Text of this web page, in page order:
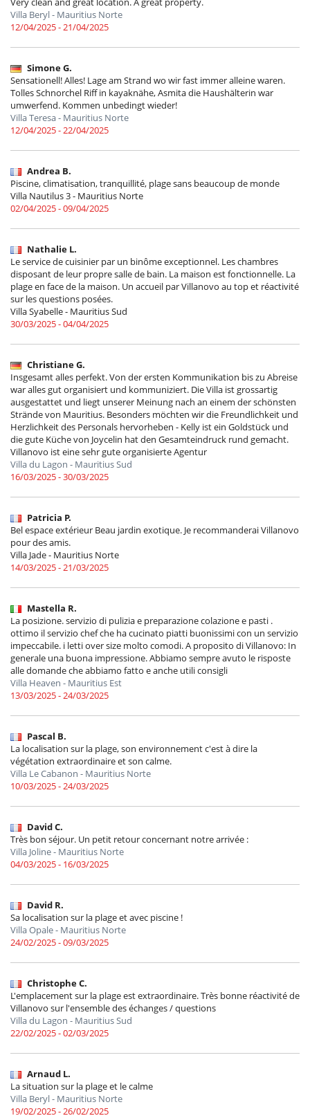
Villa Beryl - Mauritius Norte
12/04/2025 - 21/04/2025
Simone G.
Sensationell! Alles! Lage am Strand wo wir fast immer alleine waren.
Tolles Schnorchel Riff in kayaknähe, Asmita die Haushälterin war
umwerfend. Kommen unbedingt wieder!
Villa Teresa - Mauritius Norte
12/04/2025 - 22/04/2025
Andrea B.
Piscine, climatisation, tranquillité, plage sans beaucoup de monde
Villa Nautilus 3 - Mauritius Norte
02/04/2025 - 09/04/2025
Nathalie L.
Le service de cuisinier par un binôme exceptionnel. Les chambres
disposant de leur propre salle de bain. La maison est fonctionnelle. La
plage en face de la maison. Un accueil par Villanovo au top et réactivité
sur les questions posées.
Villa Syabelle - Mauritius Sud
30/03/2025 - 04/04/2025
Christiane G.
Insgesamt alles perfekt. Von der ersten Kommunikation bis zu Abreise
war alles gut organisiert und kommuniziert. Die Villa ist grossartig
ausgestattet und liegt unserer Meinung nach an einem der schönsten
Strände von Mauritius. Besonders möchten wir die Freundlichkeit und
Herzlichkeit des Personals hervorheben - Kelly ist ein Goldstück und
die gute Küche von Joycelin hat den Gesamteindruck rund gemacht.
Villanovo ist eine sehr gute organisierte Agentur
Villa du Lagon - Mauritius Sud
16/03/2025 - 30/03/2025
Patricia P.
Bel espace extérieur Beau jardin exotique. Je recommanderai Villanovo
pour des amis.
Villa Jade - Mauritius Norte
14/03/2025 - 21/03/2025
Mastella R.
La posizione. servizio di pulizia e preparazione colazione e pasti .
ottimo il servizio chef che ha cucinato piatti buonissimi con un servizio
impeccabile. i letti over size molto comodi. A proposito di Villanovo: In
generale una buona impressione. Abbiamo sempre avuto le risposte
alle domande che abbiamo fatto e anche utili consigli
Villa Heaven - Mauritius Est
13/03/2025 - 24/03/2025
Pascal B.
La localisation sur la plage, son environnement c'est à dire la
végétation extraordinaire et son calme.
Villa Le Cabanon - Mauritius Norte
10/03/2025 - 24/03/2025
David C.
Très bon séjour. Un petit retour concernant notre arrivée :
Villa Joline - Mauritius Norte
04/03/2025 - 16/03/2025
David R.
Sa localisation sur la plage et avec piscine !
Villa Opale - Mauritius Norte
24/02/2025 - 09/03/2025
Christophe C.
L'emplacement sur la plage est extraordinaire. Très bonne réactivité de
Villanovo sur l'ensemble des échanges / questions
Villa du Lagon - Mauritius Sud
22/02/2025 - 02/03/2025
Arnaud L.
La situation sur la plage et le calme
Villa Beryl - Mauritius Norte
19/02/2025 - 26/02/2025